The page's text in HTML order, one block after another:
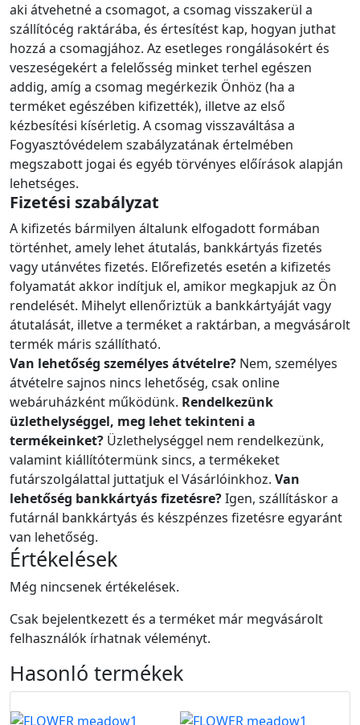
aki átvehetné a csomagot, a csomag visszakerül a
szállítócég raktárába, és értesítést kap, hogyan juthat
hozzá a csomagjához. Az esetleges rongálásokért és
veszeségekért a felelősség minket terhel egészen
addig, amíg a csomag megérkezik Önhöz (ha a
terméket egészében kifizették), illetve az első
kézbesítési kísérletig. A csomag visszaváltása a
Fogyasztóvédelem szabályzatának értelmében
megszabott jogai és egyéb törvényes előírások alapján
lehetséges.
Fizetési szabályzat
A kifizetés bármilyen általunk elfogadott formában
történhet, amely lehet átutalás, bankkártyás fizetés
vagy utánvétes fizetés. Előrefizetés esetén a kifizetés
folyamatát akkor indítjuk el, amikor megkapjuk az Ön
rendelését. Mihelyt ellenőriztük a bankkártyáját vagy
átutalását, illetve a terméket a raktárban, a megvásárolt
termék máris szállítható.
Van lehetőség személyes átvételre? Nem, személyes
átvételre sajnos nincs lehetőség, csak online
webáruházként működünk. Rendelkezünk
üzlethelységgel, meg lehet tekinteni a
termékeinket? Üzlethelységgel nem rendelkezünk,
valamint kiállítótermünk sincs, a termékeket
futárszolgálattal juttatjuk el Vásárlóinkhoz. Van
lehetőség bankkártyás fizetésre?Igen, szállításkor a
futárnál bankkártyás és készpénzes fizetésre egyaránt
van lehetőség.
Értékelések
Még nincsenek értékelések.
Csak bejelentkezett és a terméket már megvásárolt
felhasználók írhatnak véleményt.
Hasonló termékek